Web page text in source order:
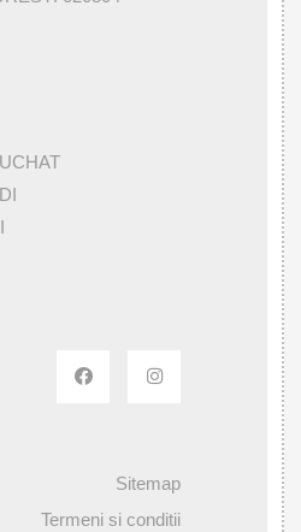
Sitemap
Termeni si conditii